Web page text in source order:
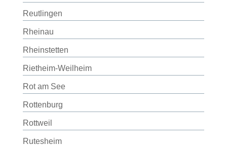
Reutlingen
Rheinau
Rheinstetten
Rietheim-Weilheim
Rot am See
Rottenburg
Rottweil
Rutesheim